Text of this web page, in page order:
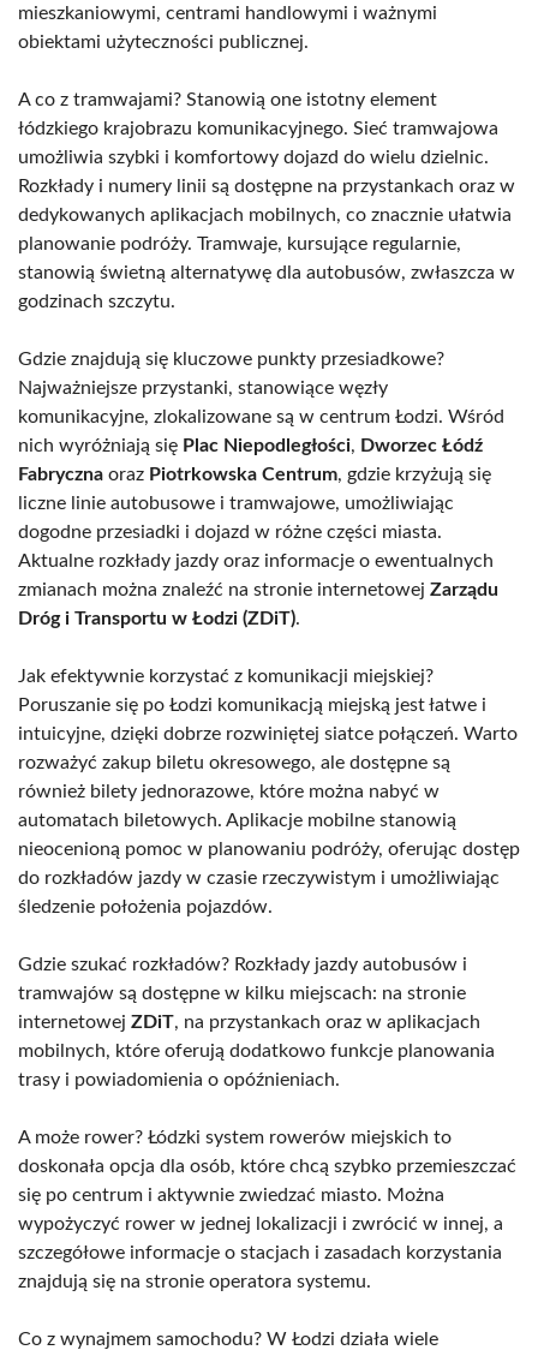
mieszkaniowymi, centrami handlowymi i ważnymi
obiektami użyteczności publicznej.
A co z tramwajami? Stanowią one istotny element
łódzkiego krajobrazu komunikacyjnego. Sieć tramwajowa
umożliwia szybki i komfortowy dojazd do wielu dzielnic.
Rozkłady i numery linii są dostępne na przystankach oraz w
dedykowanych aplikacjach mobilnych, co znacznie ułatwia
planowanie podróży. Tramwaje, kursujące regularnie,
stanowią świetną alternatywę dla autobusów, zwłaszcza w
godzinach szczytu.
Gdzie znajdują się kluczowe punkty przesiadkowe?
Najważniejsze przystanki, stanowiące węzły
komunikacyjne, zlokalizowane są w centrum Łodzi. Wśród
nich wyróżniają się Plac Niepodległości, Dworzec Łódź
Fabryczna oraz Piotrkowska Centrum, gdzie krzyżują się
liczne linie autobusowe i tramwajowe, umożliwiając
dogodne przesiadki i dojazd w różne części miasta.
Aktualne rozkłady jazdy oraz informacje o ewentualnych
zmianach można znaleźć na stronie internetowej Zarządu
Dróg i Transportu w Łodzi (ZDiT).
Jak efektywnie korzystać z komunikacji miejskiej?
Poruszanie się po Łodzi komunikacją miejską jest łatwe i
intuicyjne, dzięki dobrze rozwiniętej siatce połączeń. Warto
rozważyć zakup biletu okresowego, ale dostępne są
również bilety jednorazowe, które można nabyć w
automatach biletowych. Aplikacje mobilne stanowią
nieocenioną pomoc w planowaniu podróży, oferując dostęp
do rozkładów jazdy w czasie rzeczywistym i umożliwiając
śledzenie położenia pojazdów.
Gdzie szukać rozkładów? Rozkłady jazdy autobusów i
tramwajów są dostępne w kilku miejscach: na stronie
internetowej ZDiT, na przystankach oraz w aplikacjach
mobilnych, które oferują dodatkowo funkcje planowania
trasy i powiadomienia o opóźnieniach.
A może rower? Łódzki system rowerów miejskich to
doskonała opcja dla osób, które chcą szybko przemieszczać
się po centrum i aktywnie zwiedzać miasto. Można
wypożyczyć rower w jednej lokalizacji i zwrócić w innej, a
szczegółowe informacje o stacjach i zasadach korzystania
znajdują się na stronie operatora systemu.
Co z wynajmem samochodu? W Łodzi działa wiele